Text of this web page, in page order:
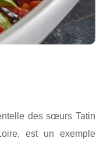
des sœurs Tatin
est un exemple